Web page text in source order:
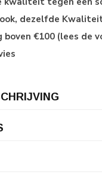
dezelfde
€100 (lees de